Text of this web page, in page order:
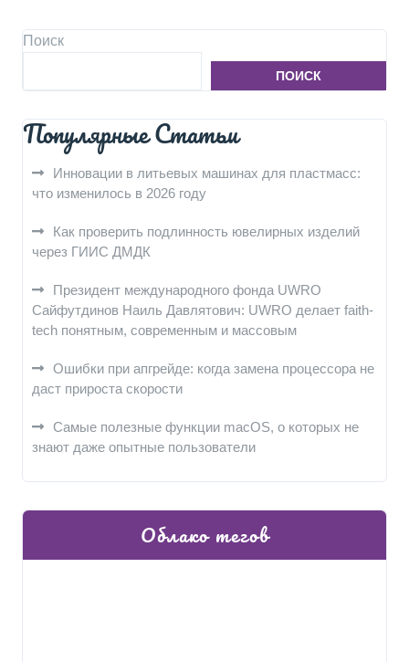
Поиск
ПОИСК
Популярные Статьи
Инновации в литьевых машинах для пластмасс:
что изменилось в 2026 году
Как проверить подлинность ювелирных изделий
через ГИИС ДМДК
Президент международного фонда UWRO
Сайфутдинов Наиль Давлятович: UWRO делает faith-
tech понятным, современным и массовым
Ошибки при апгрейде: когда замена процессора не
даст прироста скорости
Самые полезные функции macOS, о которых не
знают даже опытные пользователи
Облако тегов